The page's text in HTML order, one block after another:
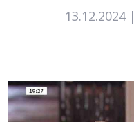
13.12.2024 |